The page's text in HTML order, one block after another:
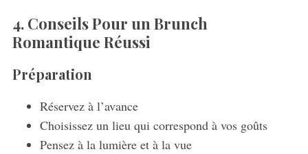
4. Conseils Pour un Brunch
Romantique Réussi
Préparation
Réservez à l’avance
Choisissez un lieu qui correspond à vos goûts
Pensez à la lumière et à la vue